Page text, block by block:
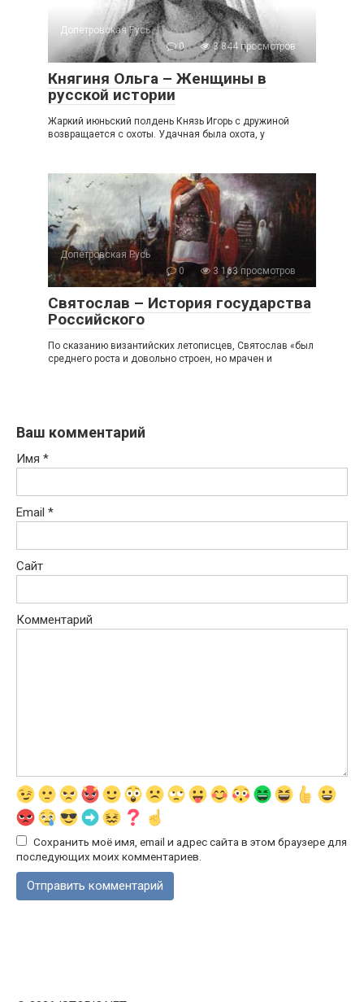
Допетровская Русь
0
3 844 просмотров
Княгиня Ольга – Женщины в
русской истории
Жаркий июньский полдень Князь Игорь с дружиной
возвращается с охоты. Удачная была охота, у
Допетровская Русь
0
3 163 просмотров
Святослав – История государства
Российского
По сказанию византийских летописцев, Святослав «был
среднего роста и довольно строен, но мрачен и
Ваш комментарий
Имя *
Email *
Сайт
Комментарий
Сохранить моё имя, email и адрес сайта в этом браузере для
последующих моих комментариев.